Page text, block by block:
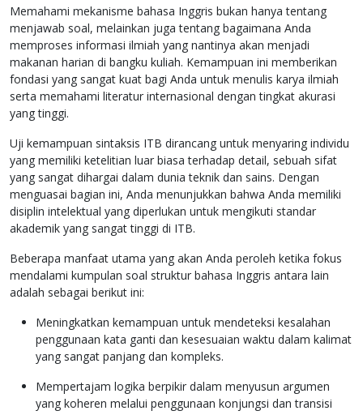
Memahami mekanisme bahasa Inggris bukan hanya tentang
menjawab soal, melainkan juga tentang bagaimana Anda
memproses informasi ilmiah yang nantinya akan menjadi
makanan harian di bangku kuliah. Kemampuan ini memberikan
fondasi yang sangat kuat bagi Anda untuk menulis karya ilmiah
serta memahami literatur internasional dengan tingkat akurasi
yang tinggi.
Uji kemampuan sintaksis ITB dirancang untuk menyaring individu
yang memiliki ketelitian luar biasa terhadap detail, sebuah sifat
yang sangat dihargai dalam dunia teknik dan sains. Dengan
menguasai bagian ini, Anda menunjukkan bahwa Anda memiliki
disiplin intelektual yang diperlukan untuk mengikuti standar
akademik yang sangat tinggi di ITB.
Beberapa manfaat utama yang akan Anda peroleh ketika fokus
mendalami kumpulan soal struktur bahasa Inggris antara lain
adalah sebagai berikut ini:
Meningkatkan kemampuan untuk mendeteksi kesalahan
penggunaan kata ganti dan kesesuaian waktu dalam kalimat
yang sangat panjang dan kompleks.
Mempertajam logika berpikir dalam menyusun argumen
yang koheren melalui penggunaan konjungsi dan transisi